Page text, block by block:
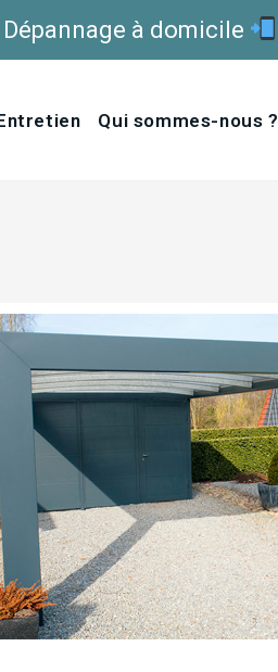
Dépannage à domicile
Qui sommes-nous ?